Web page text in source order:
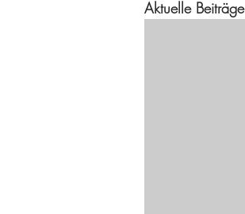
Aktuelle Beiträge